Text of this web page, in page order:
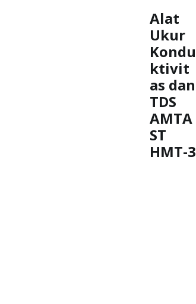
Alat
Ukur
Kondu
ktivit
as dan
TDS
AMTA
ST
HMT-3